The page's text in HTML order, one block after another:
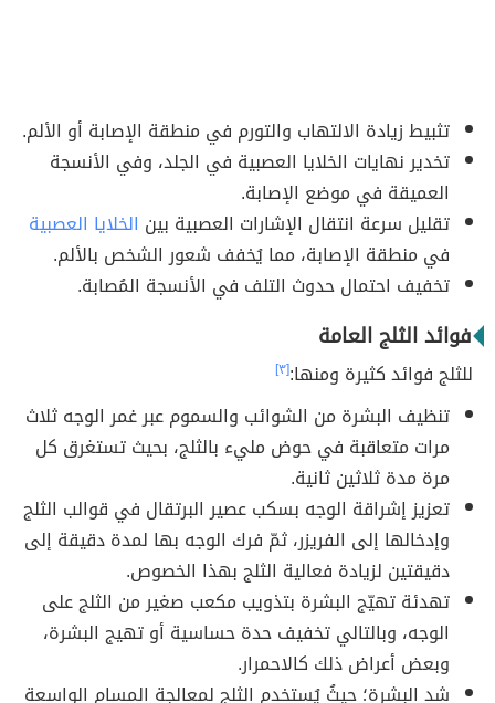
تثبيط زيادة الالتهاب والتورم في منطقة الإصابة أو الألم.
تخدير نهايات الخلايا العصبية في الجلد، وفي الأنسجة
العميقة في موضع الإصابة.
تقليل سرعة انتقال الإشارات العصبية بين الخلايا العصبية
في منطقة الإصابة، مما يُخفف شعور الشخص بالألم.
تخفيف احتمال حدوث التلف في الأنسجة المُصابة.
فوائد الثلج العامة
للثلج فوائد كثيرة ومنها:[٣]
تنظيف البشرة من الشوائب والسموم عبر غمر الوجه ثلاث
مرات متعاقبة في حوض مليء بالثلج، بحيث تستغرق كل
مرة مدة ثلاثين ثانية.
تعزيز إشراقة الوجه بسكب عصير البرتقال في قوالب الثلج
وإدخالها إلى الفريزر، ثمّ فرك الوجه بها لمدة دقيقة إلى
دقيقتين لزيادة فعالية الثلج بهذا الخصوص.
تهدئة تهيّج البشرة بتذويب مكعب صغير من الثلج على
الوجه، وبالتالي تخفيف حدة حساسية أو تهيج البشرة،
وبعض أعراض ذلك كالاحمرار.
شد البشرة؛ حيثُ يُستخدم الثلج لمعالجة المسام الواسعة